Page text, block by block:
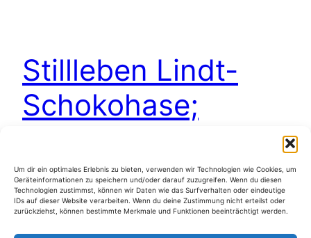
Um dir ein optimales Erlebnis zu bieten, verwenden wir Technologien wie Cookies, um
Geräteinformationen zu speichern und/oder darauf zuzugreifen. Wenn du diesen
Technologien zustimmst, können wir Daten wie das Surfverhalten oder eindeutige
IDs auf dieser Website verarbeiten. Wenn du deine Zustimmung nicht erteilst oder
zurückziehst, können bestimmte Merkmale und Funktionen beeinträchtigt werden.
Stillleben Lindt-
Schokohase;
15 x 15 cm, Acryl auf Pizzakarton Verkauf/Sale
20. März 2013